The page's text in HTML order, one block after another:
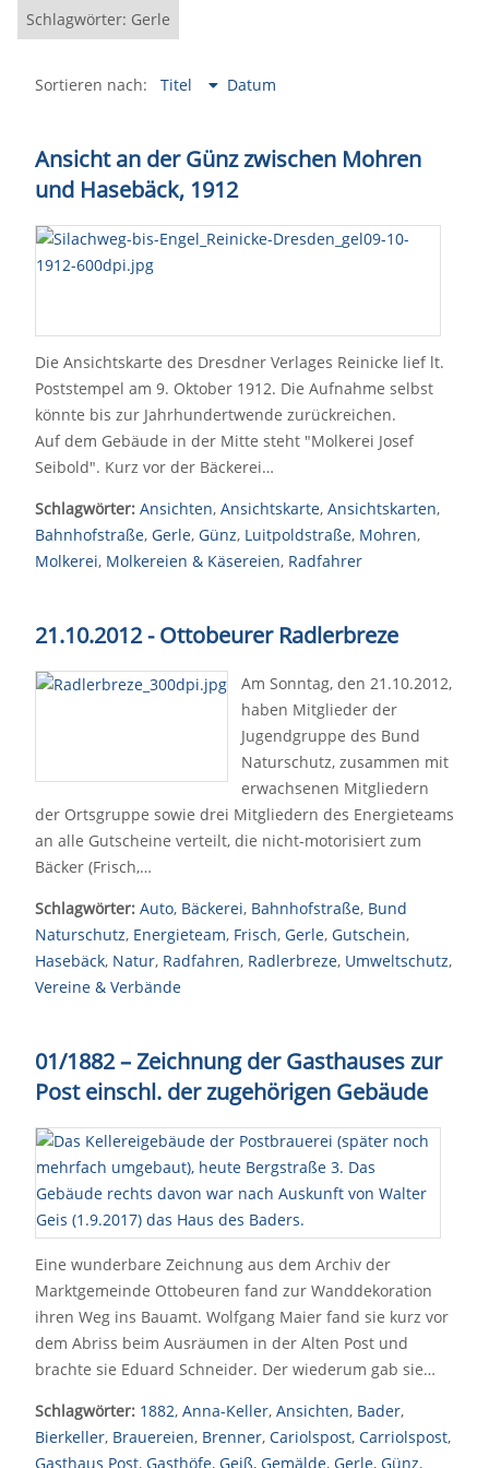
Schlagwörter: Gerle
Sortieren nach: Titel Datum
Ansicht an der Günz zwischen Mohren
und Hasebäck, 1912
Die Ansichtskarte des Dresdner Verlages Reinicke lief lt.
Poststempel am 9. Oktober 1912. Die Aufnahme selbst
könnte bis zur Jahrhundertwende zurückreichen.
Auf dem Gebäude in der Mitte steht "Molkerei Josef
Seibold". Kurz vor der Bäckerei…
Schlagwörter: Ansichten, Ansichtskarte, Ansichtskarten,
Bahnhofstraße, Gerle, Günz, Luitpoldstraße, Mohren,
Molkerei, Molkereien & Käsereien, Radfahrer
21.10.2012 - Ottobeurer Radlerbreze
Am Sonntag, den 21.10.2012,
haben Mitglieder der
Jugendgruppe des Bund
Naturschutz, zusammen mit
erwachsenen Mitgliedern
der Ortsgruppe sowie drei Mitgliedern des Energieteams
an alle Gutscheine verteilt, die nicht-motorisiert zum
Bäcker (Frisch,…
Schlagwörter: Auto, Bäckerei, Bahnhofstraße, Bund
Naturschutz, Energieteam, Frisch, Gerle, Gutschein,
Hasebäck, Natur, Radfahren, Radlerbreze, Umweltschutz,
Vereine & Verbände
01/1882 – Zeichnung der Gasthauses zur
Post einschl. der zugehörigen Gebäude
Eine wunderbare Zeichnung aus dem Archiv der
Marktgemeinde Ottobeuren fand zur Wanddekoration
ihren Weg ins Bauamt. Wolfgang Maier fand sie kurz vor
dem Abriss beim Ausräumen in der Alten Post und
brachte sie Eduard Schneider. Der wiederum gab sie…
Schlagwörter: 1882, Anna-Keller, Ansichten, Bader,
Bierkeller, Brauereien, Brenner, Cariolspost, Carriolspost,
Gasthaus Post, Gasthöfe, Geiß, Gemälde, Gerle, Günz,